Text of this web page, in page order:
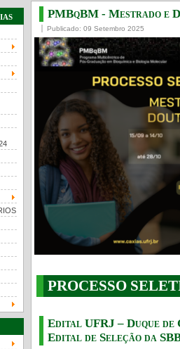
PMBqBM - Mestrado e
Publicado: 09 Setembro 2025
PROCESSO
Edital UFRJ – Duque de
Edital de Seleção da
Guia de boas práticas